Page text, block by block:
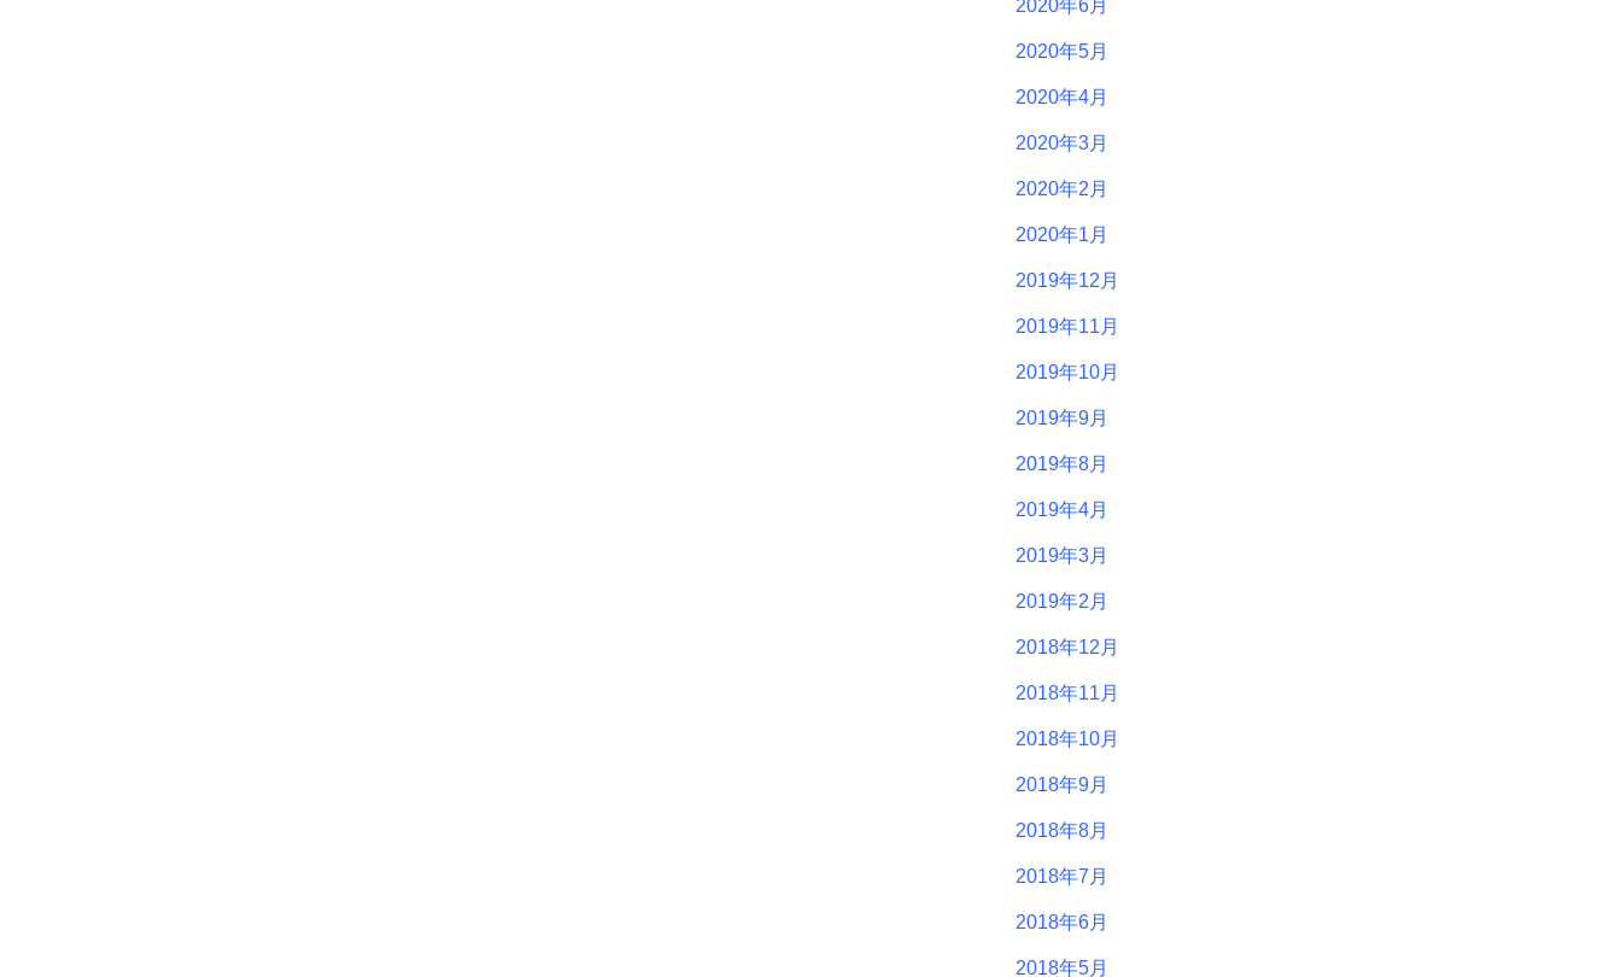
2020年6月
2020年5月
2020年4月
2020年3月
2020年2月
2020年1月
2019年12月
2019年11月
2019年10月
2019年9月
2019年8月
2019年4月
2019年3月
2019年2月
2018年12月
2018年11月
2018年10月
2018年9月
2018年8月
2018年7月
2018年6月
2018年5月